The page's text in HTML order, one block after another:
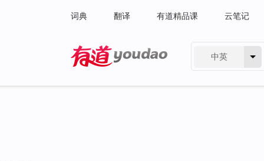
词典 翻译 有道精品课 云笔记
中英